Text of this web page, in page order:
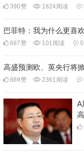
390赞 1824阅读
巴菲特：我为什么更喜
687赞 101 阅读 0
高盛预测欧、英央行将
889赞 2361 阅读
A